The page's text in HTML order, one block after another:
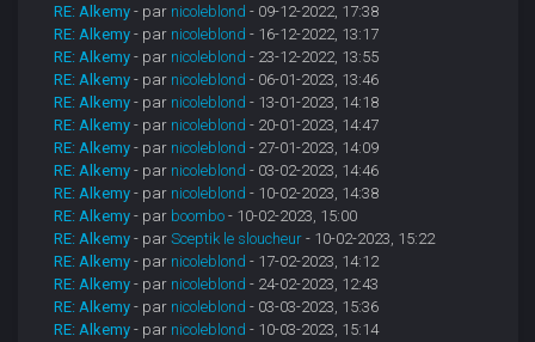
RE: Alkemy - par nicoleblond - 09-12-2022, 17:38
RE: Alkemy - par nicoleblond - 16-12-2022, 13:17
RE: Alkemy - par nicoleblond - 23-12-2022, 13:55
RE: Alkemy - par nicoleblond - 06-01-2023, 13:46
RE: Alkemy - par nicoleblond - 13-01-2023, 14:18
RE: Alkemy - par nicoleblond - 20-01-2023, 14:47
RE: Alkemy - par nicoleblond - 27-01-2023, 14:09
RE: Alkemy - par nicoleblond - 03-02-2023, 14:46
RE: Alkemy - par nicoleblond - 10-02-2023, 14:38
RE: Alkemy - par boombo - 10-02-2023, 15:00
RE: Alkemy - parSceptik le sloucheur - 10-02-2023, 15:22
RE: Alkemy - par nicoleblond - 17-02-2023, 14:12
RE: Alkemy - par nicoleblond - 24-02-2023, 12:43
RE: Alkemy - par nicoleblond - 03-03-2023, 15:36
RE: Alkemy - par nicoleblond - 10-03-2023, 15:14